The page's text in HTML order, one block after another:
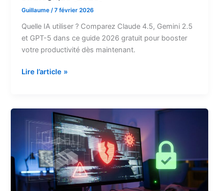
Guillaume /7 février 2026
Quelle IA utiliser ? Comparez Claude 4.5, Gemini 2.5
et GPT-5 dans ce guide 2026 gratuit pour booster
votre productivité dès maintenant.
Quelle
:
le
comparatif
stratégique
[2026]
Lire l’article »